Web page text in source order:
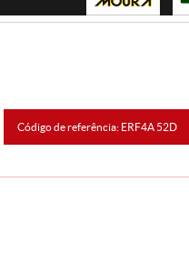
Código de referência: ERF4A 52D